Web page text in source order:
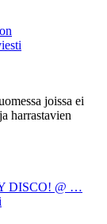
joissa ei
harrastavien
DISCO! @ …